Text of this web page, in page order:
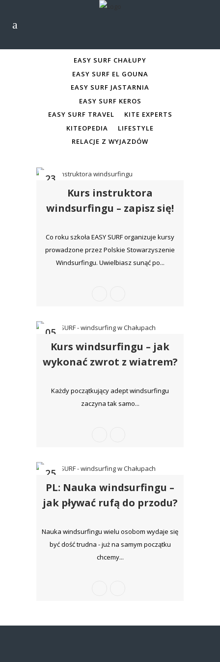
EASY SURF CHAŁUPY
EASY SURF EL GOUNA
EASY SURF JASTARNIA
EASY SURF KEROS
EASY SURF TRAVEL
KITE EXPERTS
KITEOPEDIA
LIFESTYLE
RELACJE Z WYJAZDÓW
23
Kurs instruktora
windsurfingu – zapisz się!
Co roku szkoła EASY SURF organizuje kursy
prowadzone przez Polskie Stowarzyszenie
Windsurfingu. Uwielbiasz sunąć po...
05
cze
Kurs windsurfingu – jak
wykonać zwrot z wiatrem?
Każdy początkujący adept windsurfingu
zaczyna tak samo...
25
kwi
PL: Nauka windsurfingu –
jak pływać rufą do przodu?
Nauka windsurfingu wielu osobom wydaje się
być dość trudna - już na samym początku
chcemy...